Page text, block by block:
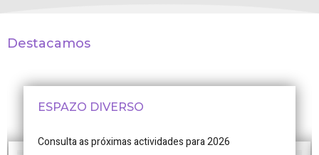
Destacamos
ESPAZO DIVERSO
Consulta as próximas actividades para 2026